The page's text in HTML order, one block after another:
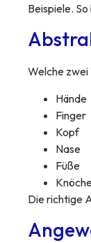
Beispiele.
Welche
Hände
Finger
Kopf
Nase
Füße
Die richtige